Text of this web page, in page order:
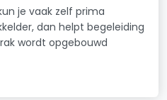
je vaak zelf prima
dan helpt begeleiding
wordt opgebouwd